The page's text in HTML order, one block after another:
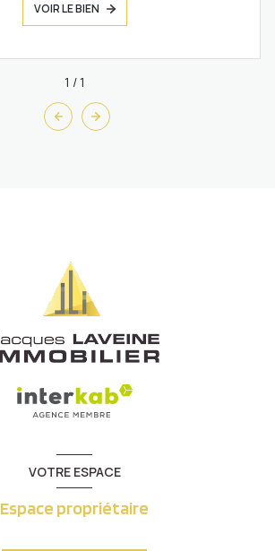
VOIR LE BIEN
1 /1
VOTRE ESPACE
Espace propriétaire